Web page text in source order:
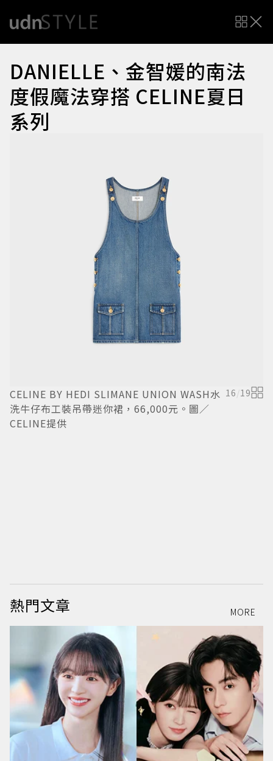
DANIELLE、金智媛的南法
度假魔法穿搭 CELINE夏日
系列
CELINE BY HEDI SLIMANE UNION WASH水
洗牛仔布工裝吊帶迷你裙，66,000元。圖／
CELINE提供
16/19
熱門文章 MORE